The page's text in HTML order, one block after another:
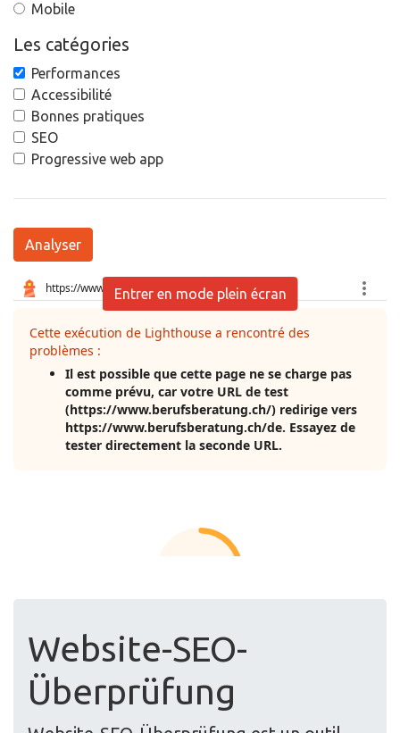
Mobile
Les catégories
Performances
Accessibilité
Bonnes pratiques
SEO
Progressive web app
Analyser
Entrer en mode plein écran
Website-SEO-
Überprüfung